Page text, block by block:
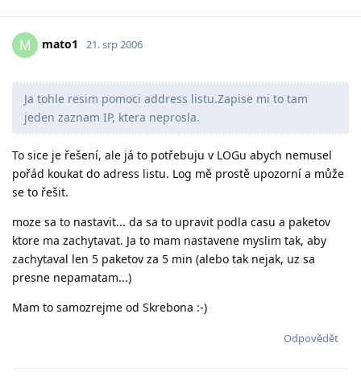
M mato1 21. srp 2006
Ja tohle resim pomoci address listu.Zapise mi to tam
jeden zaznam IP, ktera neprosla.
To sice je řešení, ale já to potřebuju v LOGu abych nemusel
pořád koukat do adress listu. Log mě prostě upozorní a může
se to řešit.
moze sa to nastavit... da sa to upravit podla casu a paketov
ktore ma zachytavat. Ja to mam nastavene myslim tak, aby
zachytaval len 5 paketov za 5 min (alebo tak nejak, uz sa
presne nepamatam...)
Mam to samozrejme od Skrebona :-)
Odpovědět